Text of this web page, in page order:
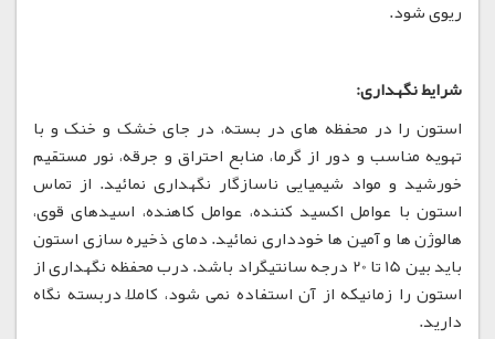
ریوی شود.
شرایط نگهداری:
استون را در محفظه های در بسته، در جای خشک و خنک و با
تهویه مناسب و دور از گرما، منابع احتراق و جرقه، نور مستقیم
خورشید و مواد شیمیایی ناسازگار نگهداری نمائید. از تماس
استون با عوامل اکسید کننده، عوامل کاهنده، اسیدهای قوی،
هالوژن ها و آمین ها خودداری نمائید. دمای ذخیره سازی استون
باید بین 15 تا 20 درجه سانتیگراد باشد. درب محفظه نگهداری از
استون را زمانیکه از آن استفاده نمی شود، کاملاً دربسته نگاه
دارید.